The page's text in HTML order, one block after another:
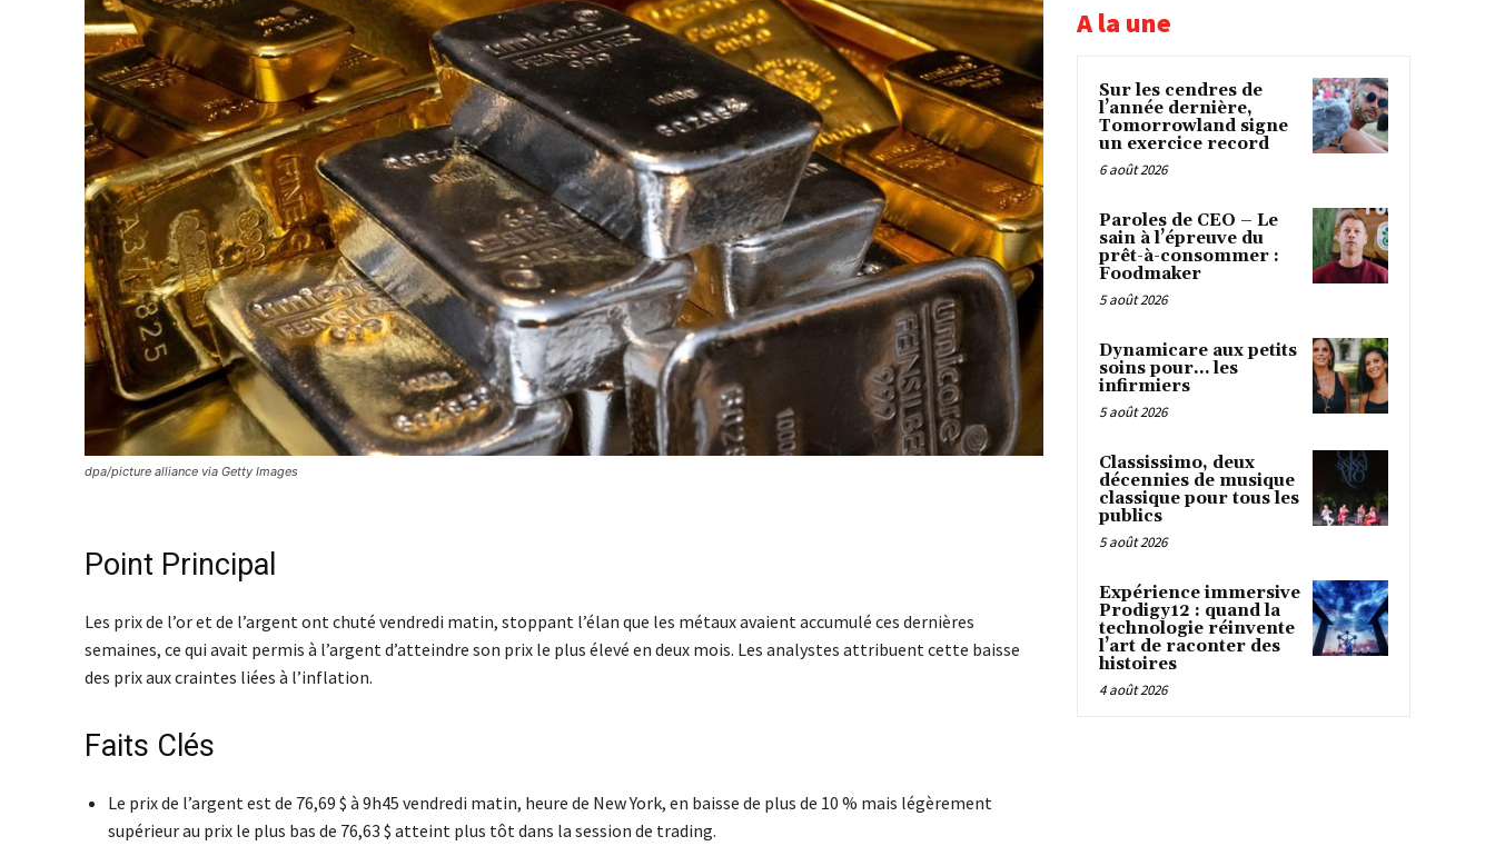
dpa/picture alliance via Getty Images
Point Principal
Les prix de l’or et de l’argent ont chuté vendredi matin, stoppant l’élan que les métaux avaient accumulé ces dernières
semaines, ce qui avait permis à l’argent d’atteindre son prix le plus élevé en deux mois. Les analystes attribuent cette baisse
des prix aux craintes liées à l’inflation.
Faits Clés
Le prix de l’argent est de 76,69 $ à 9h45 vendredi matin, heure de New York, en baisse de plus de 10 % mais légèrement
supérieur au prix le plus bas de 76,63 $ atteint plus tôt dans la session de trading.
A la une
Sur les cendres de
l’année dernière,
Tomorrowland signe
un exercice record
6 août 2026
Paroles de CEO – Le
sain à l’épreuve du
prêt-à-consommer :
Foodmaker
5 août 2026
Dynamicare aux petits
soins pour… les
infirmiers
5 août 2026
Classissimo, deux
décennies de musique
classique pour tous les
publics
5 août 2026
Expérience immersive
Prodigy12 : quand la
technologie réinvente
l’art de raconter des
histoires
4 août 2026